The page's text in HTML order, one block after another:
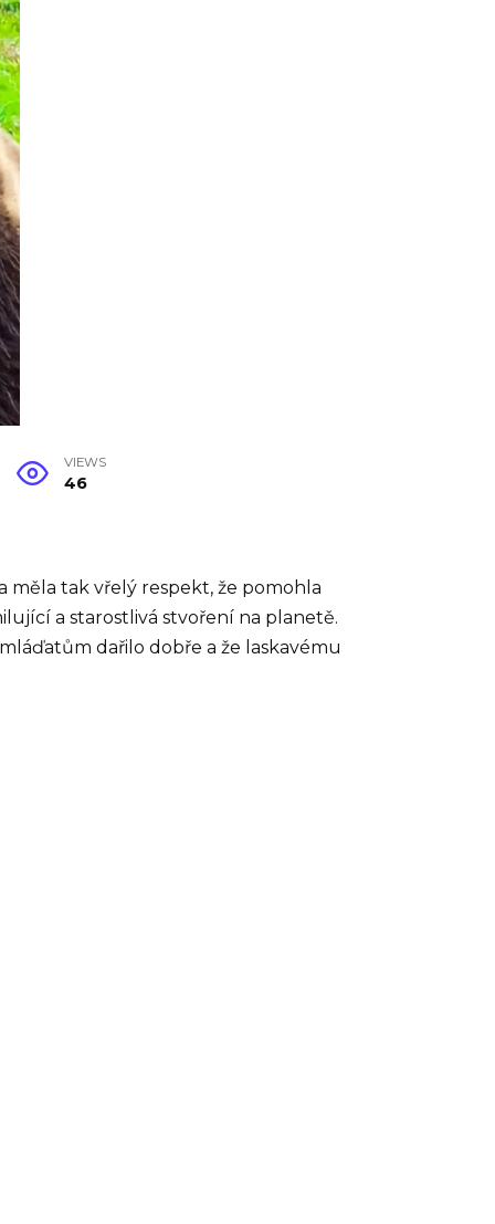
VIEWS
46
tak vřelý respekt, že pomohla
a starostlivá stvoření na planetě.
dařilo dobře a že laskavému